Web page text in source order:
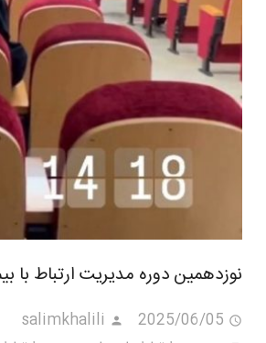
نوزدهمین دوره مدیریت ارتباط با
2025/06/05
salimkhalili